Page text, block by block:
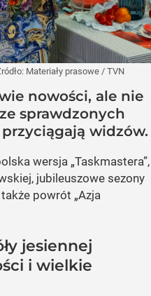
Materiały prasowe / TVN
nowości, ale nie
sprawdzonych
widzów.
wersja „Taskmastera”,
jubileuszowe sezony
także powrót „Azja
jesiennej
i wielkie